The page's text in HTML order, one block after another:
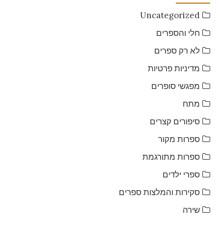
Uncategorized
חלי והספרים
לא רק ספרים
מדיניות פרטיות
מפגשי סופרים
מתח
סיפורים קצרים
ספרות מקור
ספרות מתורגמת
ספרי ילדים
סקירות והמלצות ספרים
שירה